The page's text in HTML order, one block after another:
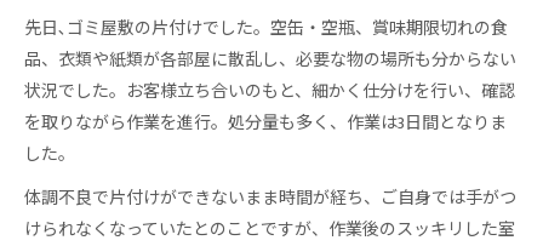
先日､ゴミ屋敷の片付けでした。空缶・空瓶、賞味期限切れの食
品、衣類や紙類が各部屋に散乱し、必要な物の場所も分からない
状況でした。お客様立ち合いのもと、細かく仕分けを行い、確認
を取りながら作業を進行。処分量も多く、作業は3日間となりま
した。
体調不良で片付けができないまま時間が経ち、ご自身では手がつ
けられなくなっていたとのことですが、作業後のスッキリした室